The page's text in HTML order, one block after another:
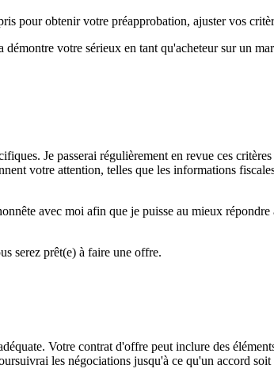
pour obtenir votre préapprobation, ajuster vos
votre sérieux en tant qu'acheteur sur un
Je passerai régulièrement en revue ces
votre attention, telles que les informations
avec moi afin que je puisse au mieux
serez prêt(e) à faire une offre.
Votre contrat d'offre peut inclure des
les négociations jusqu'à ce qu'un accord